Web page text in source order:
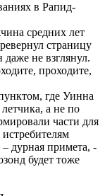
в Рапид-
средних лет
страницу
не взглянул.
проходите,
где Уинна
а не по
части для
дурная примета, -
будет тоже